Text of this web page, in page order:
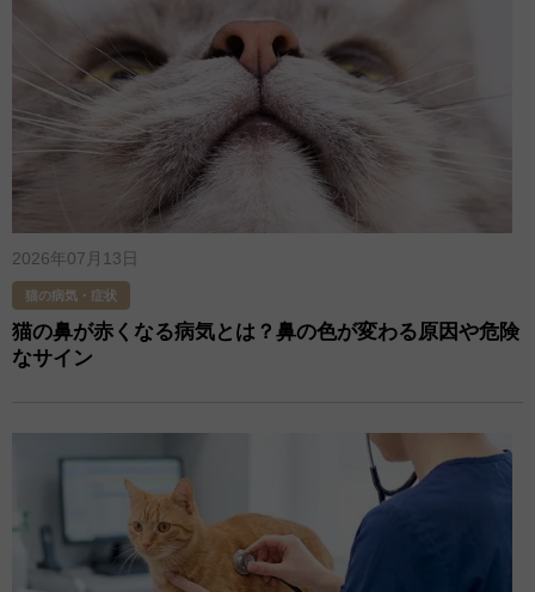
2026年07月13日
猫の病気・症状
猫の鼻が赤くなる病気とは？鼻の色が変わる原因や危険
なサイン